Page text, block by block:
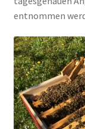
entnommen